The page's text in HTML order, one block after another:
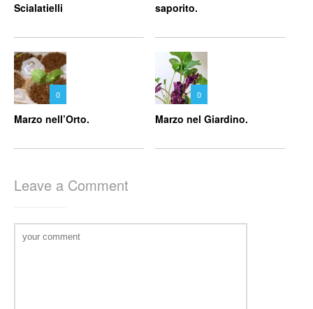
Scialatielli
saporito.
0
Marzo nell’Orto.
0
Marzo nel Giardino.
Leave a Comment